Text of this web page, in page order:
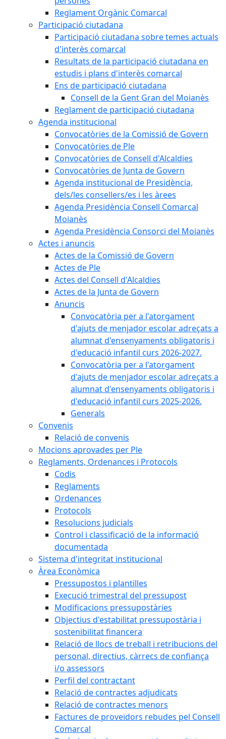
Reglament Orgànic Comarcal
Participació ciutadana
Participació ciutadana sobre temes actuals
d'interès comarcal
Resultats de la participació ciutadana en
estudis i plans d'interès comarcal
Ens de participació ciutadana
Consell de la Gent Gran del Moianès
Reglament de participació ciutadana
Agenda institucional
Convocatòries de la Comissió de Govern
Convocatòries de Ple
Convocatòries de Consell d'Alcaldies
Convocatòries de Junta de Govern
Agenda institucional de Presidència,
dels/les consellers/es i les àrees
Agenda Presidència Consell Comarcal
Moianès
Agenda Presidència Consorci del Moianès
Actes i anuncis
Actes de la Comissió de Govern
Actes de Ple
Actes del Consell d'Alcaldies
Actes de la Junta de Govern
Anuncis
Convocatòria per a l'atorgament
d'ajuts de menjador escolar adreçats a
alumnat d'ensenyaments obligatoris i
d'educació infantil curs 2026-2027.
Convocatòria per a l'atorgament
d'ajuts de menjador escolar adreçats a
alumnat d'ensenyaments obligatoris i
d'educació infantil curs 2025-2026.
Generals
Convenis
Relació de convenis
Mocions aprovades per Ple
Reglaments, Ordenances i Protocols
Codis
Reglaments
Ordenances
Protocols
Resolucions judicials
Control i classificació de la informació
documentada
Sistema d'integritat institucional
Àrea Econòmica
Pressupostos i plantilles
Execució trimestral del pressupost
Modificacions pressupostàries
Objectius d'estabilitat pressupostària i
sostenibilitat financera
Relació de llocs de treball i retribucions del
personal, directius, càrrecs de confiança
i/o assessors
Perfil del contractant
Relació de contractes adjudicats
Relació de contractes menors
Factures de proveïdors rebudes pel Consell
Comarcal